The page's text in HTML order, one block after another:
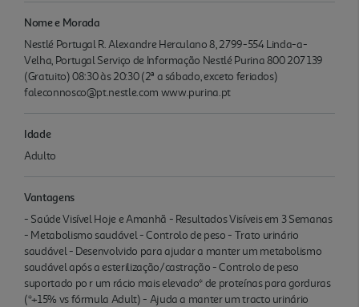
Nome e Morada
Nestlé Portugal R. Alexandre Herculano 8, 2799-554 Linda-a-
Velha, Portugal Serviço de Informação Nestlé Purina 800 207 139
(Gratuito) 08:30 às 20:30 (2ª a sábado, exceto feriados)
faleconnosco@pt.nestle.com www.purina.pt
Idade
Adulto
Vantagens
- Saúde Visível Hoje e Amanhã - Resultados Visíveis em 3 Semanas
- Metabolismo saudável - Controlo de peso - Trato urinário
saudável - Desenvolvido para ajudar a manter um metabolismo
saudável após a esterilização/castração - Controlo de peso
suportado po r um rácio mais elevado* de proteínas para gorduras
(*+15% vs fórmula Adult) - Ajuda a manter um tracto urinário